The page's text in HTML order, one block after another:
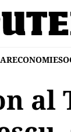
ECONOMIE
al